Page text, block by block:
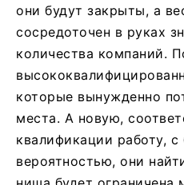
они будут закрыты, а
сосредоточен в руках
количества компаний.
которые вынужденно
места. А новую,
квалификации работу,
вероятностью, они